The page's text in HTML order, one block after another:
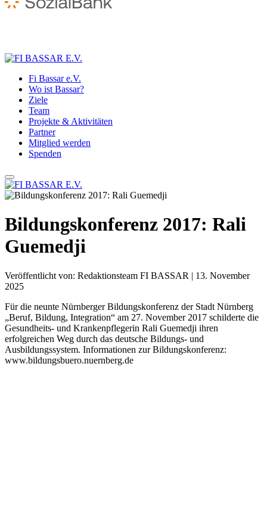
Fi Bassar e.V.
Wo ist Bassar?
Ziele
Team
Projekte & Aktivitäten
Partner
Mitglied werden
Spenden
Bildungskonferenz 2017: Rali
Guemedji
Veröffentlicht von: Redaktionsteam FI BASSAR | 13. November
2025
Für die neunte Nürnberger Bildungskonferenz der Stadt Nürnberg
„Beruf, Bildung, Integration“ am 27. November 2017 schilderte die
Gesundheits- und Krankenpflegerin Rali Guemedji ihren
erfolgreichen Weg durch das deutsche Bildungs- und
Ausbildungssystem. Informationen zur Bildungskonferenz:
www.bildungsbuero.nuernberg.de